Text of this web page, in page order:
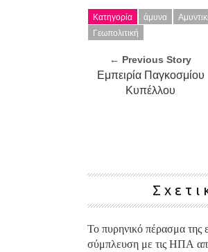
Κατηγορία άμυνα
Γεωπολιτική
← Previous Story
Εμπειρία Παγκοσμίου
Κυπέλλου
Το πυρηνικό πέρασμα της
σύμπλευση με τις ΗΠΑ